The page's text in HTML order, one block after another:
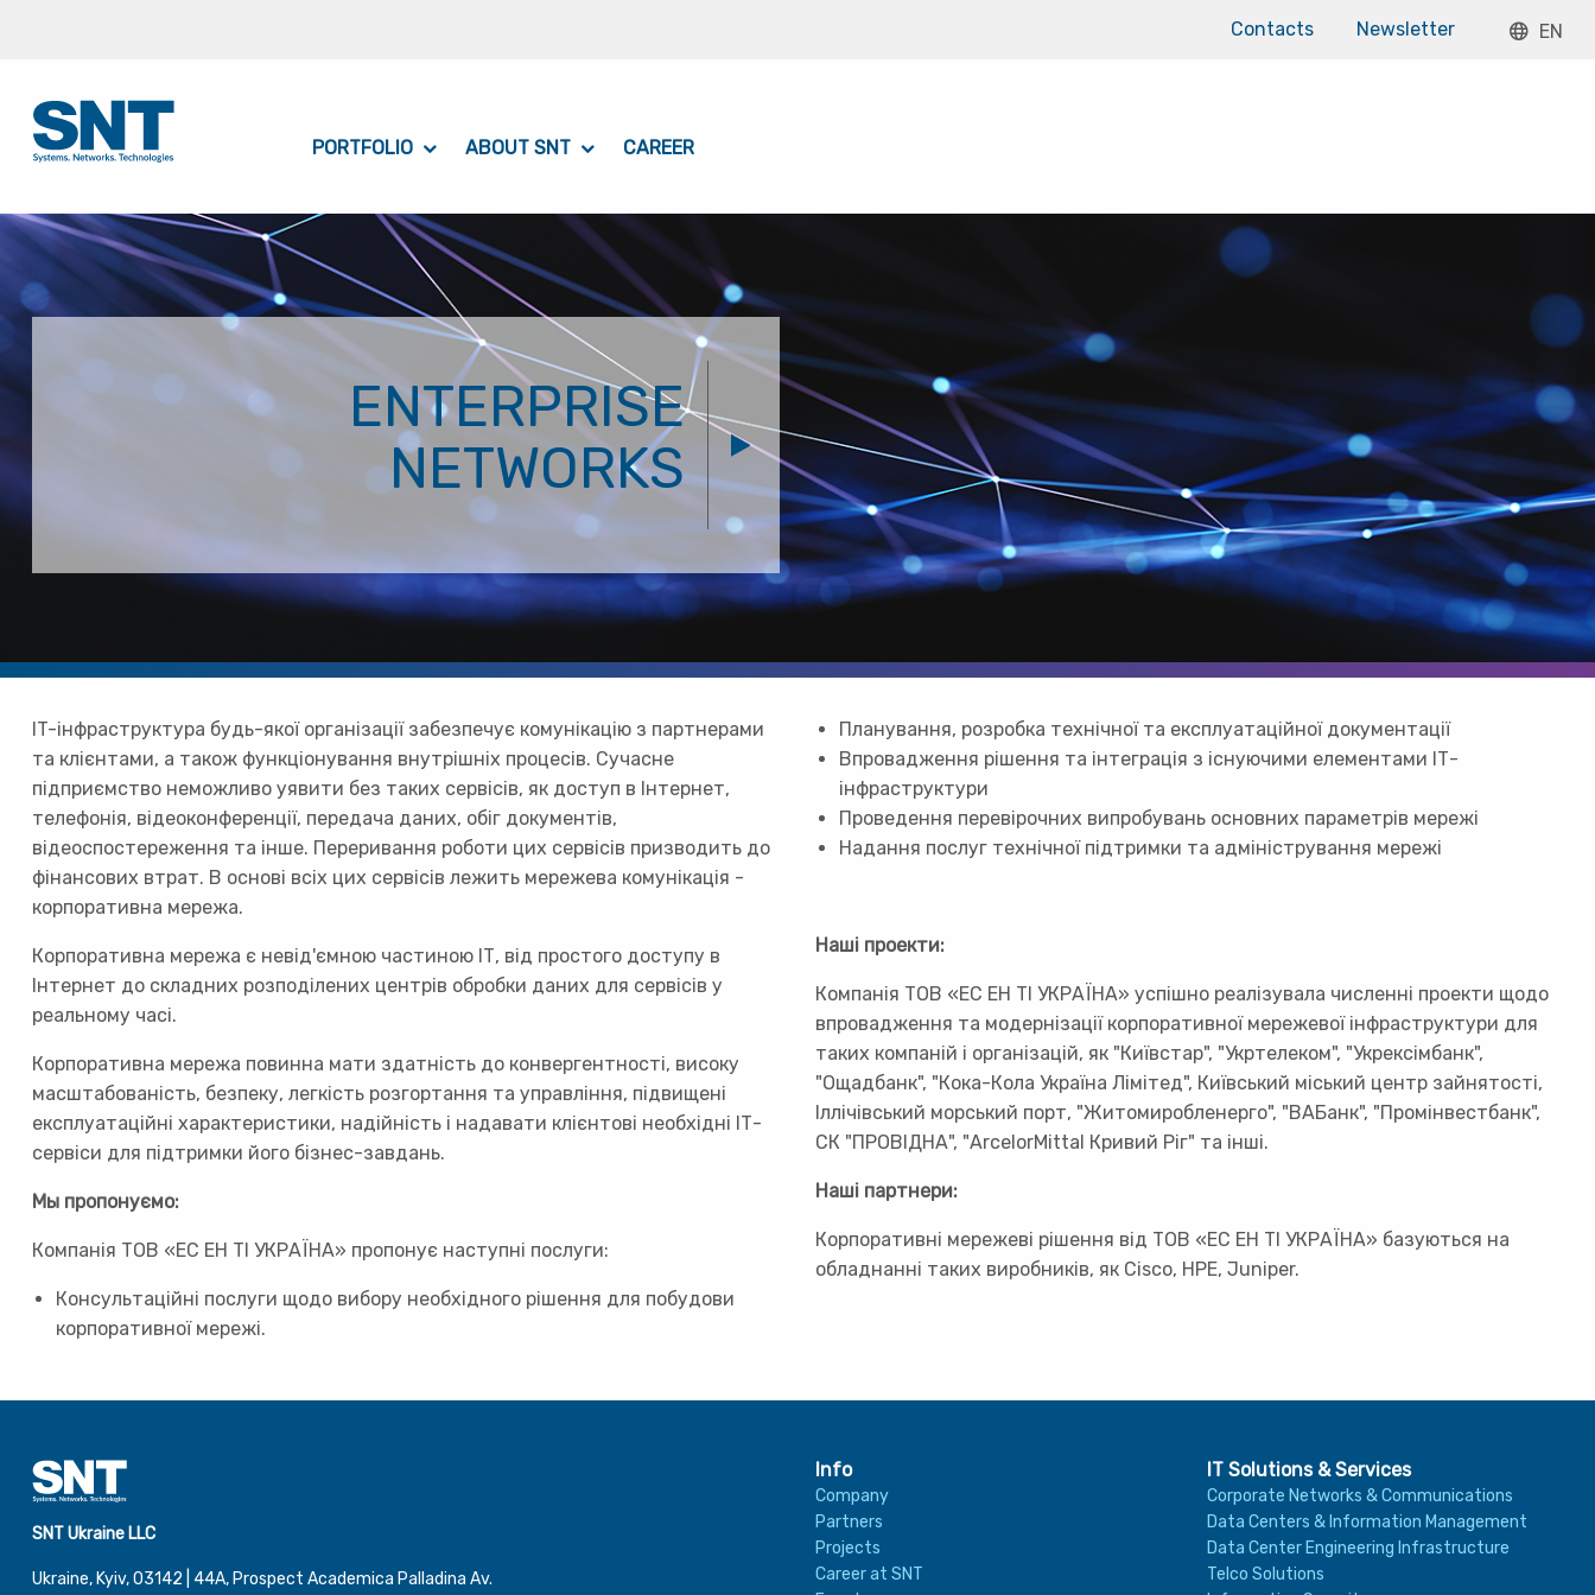
Contacts Newsletter EN
PORTFOLIO ABOUT SNT CAREER
ENTERPRISE
NETWORKS
IT-інфраструктура будь-якої організації забезпечує комунікацію з партнерами
та клієнтами, а також функціонування внутрішніх процесів. Сучасне
підприємство неможливо уявити без таких сервісів, як доступ в Інтернет,
телефонія, відеоконференції, передача даних, обіг документів,
відеоспостереження та інше. Переривання роботи цих сервісів призводить до
фінансових втрат. В основі всіх цих сервісів лежить мережева комунікація -
корпоративна мережа.
Корпоративна мережа є невід'ємною частиною ІТ, від простого доступу в
Інтернет до складних розподілених центрів обробки даних для сервісів у
реальному часі.
Корпоративна мережа повинна мати здатність до конвергентності, високу
масштабованість, безпеку, легкість розгортання та управління, підвищені
експлуатаційні характеристики, надійність і надавати клієнтові необхідні ІТ-
сервіси для підтримки його бізнес-завдань.
Мы пропонуємо:
Компанія ТОВ «ЕС ЕН ТІ УКРАЇНА» пропонує наступні послуги:
Консультаційні послуги щодо вибору необхідного рішення для побудови
корпоративної мережі.
Планування, розробка технічної та експлуатаційної документації
Впровадження рішення та інтеграція з існуючими елементами ІТ-
інфраструктури
Проведення перевірочних випробувань основних параметрів мережі
Надання послуг технічної підтримки та адміністрування мережі
Наші проекти:
Компанія ТОВ «ЕС ЕН ТІ УКРАЇНА» успішно реалізувала численні проекти щодо
впровадження та модернізації корпоративної мережевої інфраструктури для
таких компаній і організацій, як "Київстар", "Укртелеком", "Укрексімбанк",
"Ощадбанк", "Кока-Кола Україна Лімітед", Київський міський центр зайнятості,
Іллічівський морський порт, "Житомиробленерго", "ВАБанк", "Промінвестбанк",
СК "ПРОВІДНА", "ArcelorMittal Кривий Ріг" та інші.
Наші партнери:
Корпоративні мережеві рішення від ТОВ «ЕС ЕН ТІ УКРАЇНА» базуються на
обладнанні таких виробників, як Cisco, HPE, Juniper.
SNT Ukraine LLC
Ukraine, Kyiv, 03142 | 44А, Prospect Academica Palladina Av.
Info
Company
Partners
Projects
Career at SNT
IT Solutions & Services
Corporate Networks & Communications
Data Centers & Information Management
Data Center Engineering Infrastructure
Telco Solutions